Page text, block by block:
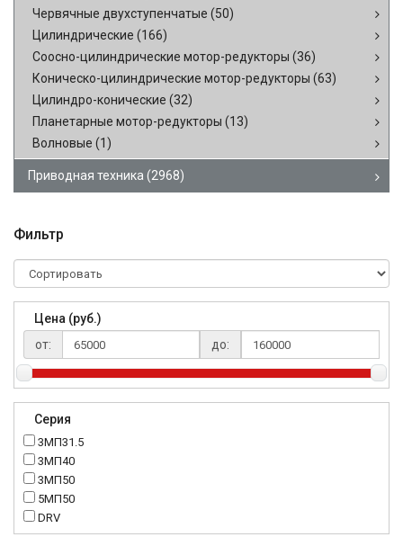
Червячные двухступенчатые (50)
Цилиндрические (166)
Соосно-цилиндрические мотор-редукторы (36)
Коническо-цилиндрические мотор-редукторы (63)
Цилиндро-конические (32)
Планетарные мотор-редукторы (13)
Волновые (1)
Приводная техника (2968)
Фильтр
Цена (руб.)
от:
до:
Серия
3МП31.5
3МП40
3МП50
5МП50
DRV
K..DR